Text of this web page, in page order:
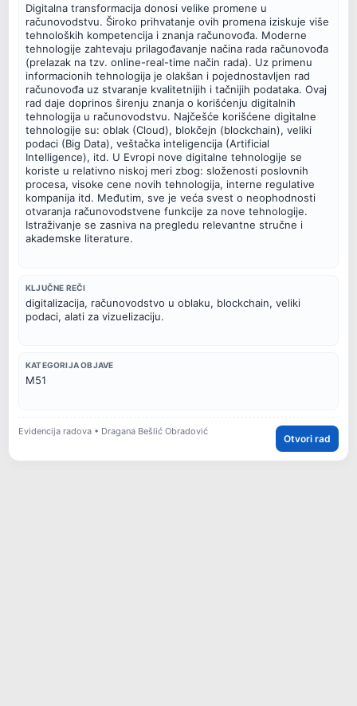
Digitalna transformacija donosi velike promene u
računovodstvu. Široko prihvatanje ovih promena iziskuje više
tehnoloških kompetencija i znanja računovođa. Moderne
tehnologije zahtevaju prilagođavanje načina rada računovođa
(prelazak na tzv. online-real-time način rada). Uz primenu
informacionih tehnologija je olakšan i pojednostavljen rad
računovođa uz stvaranje kvalitetnijih i tačnijih podataka. Ovaj
rad daje doprinos širenju znanja o korišćenju digitalnih
tehnologija u računovodstvu. Najčešće korišćene digitalne
tehnologije su: oblak (Cloud), blokčejn (blockchain), veliki
podaci (Big Data), veštačka inteligencija (Artificial
Intelligence), itd. U Evropi nove digitalne tehnologije se
koriste u relativno niskoj meri zbog: složenosti poslovnih
procesa, visoke cene novih tehnologija, interne regulative
kompanija itd. Međutim, sve je veća svest o neophodnosti
otvaranja računovodstvene funkcije za nove tehnologije.
Istraživanje se zasniva na pregledu relevantne stručne i
akademske literature.
KLJUČNE REČI
digitalizacija, računovodstvo u oblaku, blockchain, veliki
podaci, alati za vizuelizaciju.
KATEGORIJA OBJAVE
M51
Evidencija radova • Dragana Bešlić Obradović
Otvori rad